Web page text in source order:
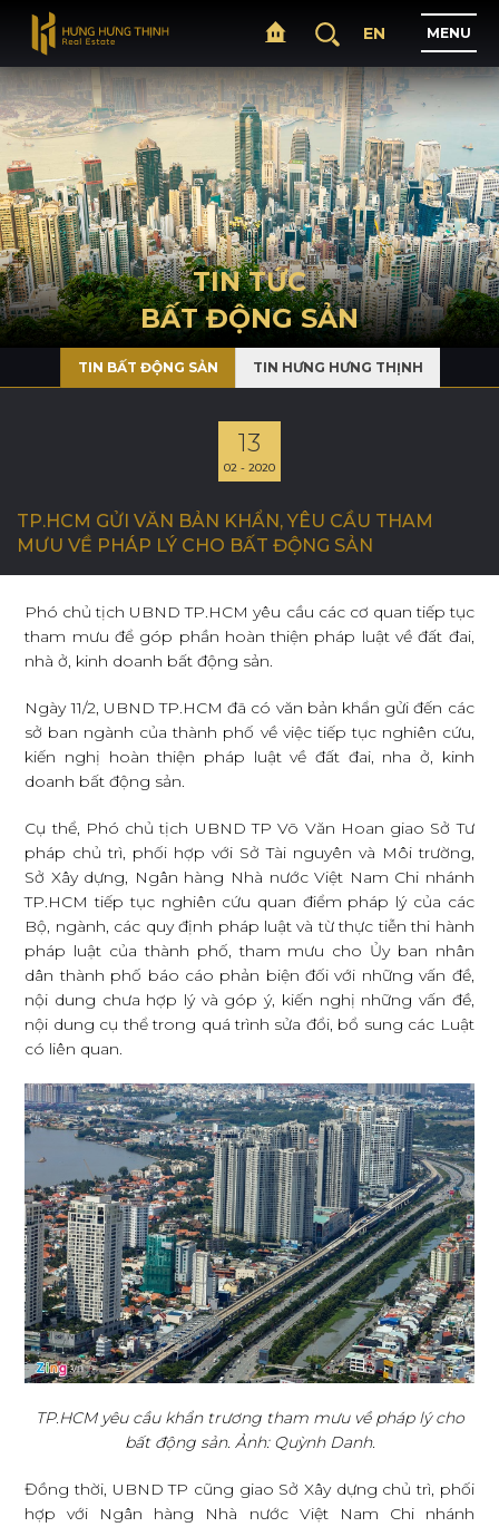
TRANG CHỦ
GIỚI THIỆU
D Ự Á N
C HOẠ
IN TỨ
CƠ HỘI NGHỀ NGHIỆP
LI ÊN HỆ
EN MENU
TIN TỨC
BẤT ĐỘNG SẢN
TIN BẤT ĐỘNG SẢN TIN HƯNG HƯNG THỊNH
13
02 - 2020
TP.HCM GỬI VĂN BẢN KHẨN, YÊU CẦU THAM
MƯU VỀ PHÁP LÝ CHO BẤT ĐỘNG SẢN
Phó chủ tịch UBND TP.HCM yêu cầu các cơ quan tiếp tục
tham mưu để góp phần hoàn thiện pháp luật về đất đai,
nhà ở, kinh doanh bất động sản.
Ngày 11/2, UBND TP.HCM đã có văn bản khẩn gửi đến các
sở ban ngành của thành phố về việc tiếp tục nghiên cứu,
kiến nghị hoàn thiện pháp luật về đất đai, nha ở, kinh
doanh bất động sản.
Cụ thể, Phó chủ tịch UBND TP Võ Văn Hoan giao Sở Tư
pháp chủ trì, phối hợp với Sở Tài nguyên và Môi trường,
Sở Xây dựng, Ngân hàng Nhà nước Việt Nam Chi nhánh
TP.HCM tiếp tục nghiên cứu quan điểm pháp lý của các
Bộ, ngành, các quy định pháp luật và từ thực tiễn thi hành
pháp luật của thành phố, tham mưu cho Ủy ban nhân
dân thành phố báo cáo phản biện đối với những vấn đề,
nội dung chưa hợp lý và góp ý, kiến nghị những vấn đề,
nội dung cụ thể trong quá trình sửa đổi, bổ sung các Luật
có liên quan.
TP.HCM yêu cầu khẩn trương tham mưu về pháp lý cho
bất động sản. Ảnh: Quỳnh Danh.
Đồng thời, UBND TP cũng giao Sở Xây dựng chủ trì, phối
hợp với Ngân hàng Nhà nước Việt Nam Chi nhánh